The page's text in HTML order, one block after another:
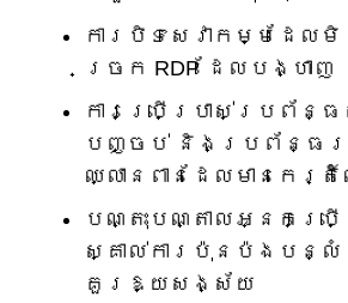
ការបិទសេវាកម្មដែលមិ
ច្រក RDP ដែលបង្ហាញ
ការប្រើប្រាស់ប្រព័ន្ធ
បញ្ចប់ និងប្រព័ន្ធរក
ឈ្លានពានដែលមានកេរ្តិ៍
បណ្តុះបណ្តាលអ្នកប្រ
ស្គាល់ការប៉ុនប៉ងបន្លំ
គួរឱ្យសង្ស័យ